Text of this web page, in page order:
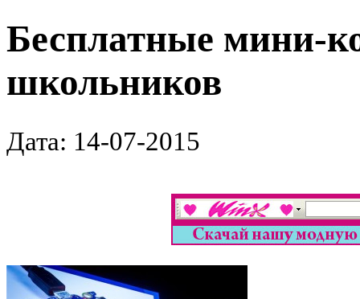
Бесплатные мини-
школьников
Дата: 14-07-2015